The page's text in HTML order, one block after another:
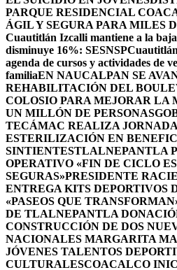
PARQUE RESIDENCIAL
ÁGIL Y SEGURA PARA MILES
Cuautitlán Izcalli mantiene a la
disminuye 16%: SESNSP
agenda de cursos y actividades de
familiaEN NAUCALPAN SE
REHABILITACIÓN DEL
COLOSIO PARA MEJORAR LA
UN MILLÓN DE PERSONAS
TECÁMAC REALIZA
ESTERILIZACIÓN EN
SINTIENTESTLALNEPANTLA
OPERATIVO «FIN DE CICLO
SEGURAS»PRESIDENTE
ENTREGA KITS DEPORTIVOS
«PASEOS QUE
DE TLALNEPANTLA
CONSTRUCCIÓN DE DOS
NACIONALES MARGARITA
JÓVENES TALENTOS
CULTURALESCOACALCO